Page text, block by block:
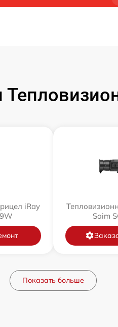
iRay
Saim
Показать больше